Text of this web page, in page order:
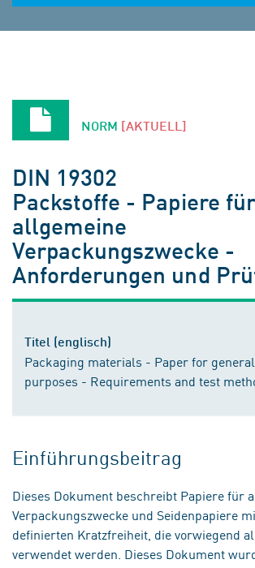
NORM [AKTUELL]
DIN 19302
Packstoffe - Papiere für
allgemeine
Verpackungszwecke -
Anforderungen und
Titel (englisch)
Packaging materials - Paper for
purposes - Requirements and test
Einführungsbeitrag
Dieses Dokument beschreibt Papiere für
Verpackungszwecke und Seidenpapiere
definierten Kratzfreiheit, die vorwiegend
verwendet werden. Dieses Dokument